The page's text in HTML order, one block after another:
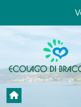
contenuto